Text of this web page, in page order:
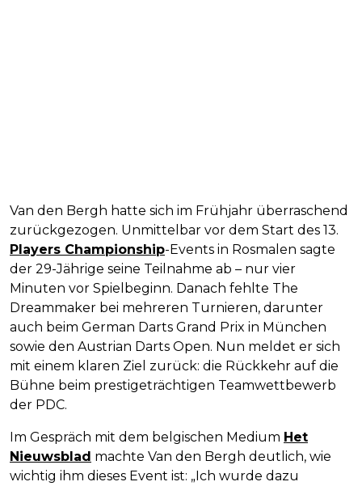
Van den Bergh hatte sich im Frühjahr überraschend
zurückgezogen. Unmittelbar vor dem Start des 13.
Players Championship-Events in Rosmalen sagte
der 29-Jährige seine Teilnahme ab – nur vier
Minuten vor Spielbeginn. Danach fehlte The
Dreammaker bei mehreren Turnieren, darunter
auch beim German Darts Grand Prix in München
sowie den Austrian Darts Open. Nun meldet er sich
mit einem klaren Ziel zurück: die Rückkehr auf die
Bühne beim prestigeträchtigen Teamwettbewerb
der PDC.
Im Gespräch mit dem belgischen Medium Het
Nieuwsblad machte Van den Bergh deutlich, wie
wichtig ihm dieses Event ist: „Ich wurde dazu